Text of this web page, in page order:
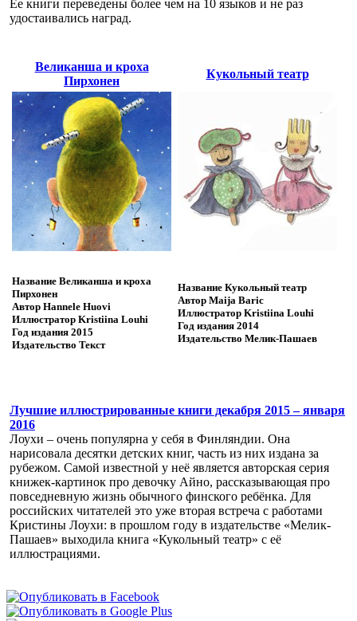
Ее книги переведены более чем на 10 языков и не раз
удостаивались наград.
Великанша и кроха
Пирхонен
Кукольный театр
Название Великанша и кроха
Пирхонен
Автор Hannele Huovi
Иллюстратор Kristiina Louhi
Год издания 2015
Издательство Текст
Название Кукольный театр
Автор Maija Baric
Иллюстратор Kristiina Louhi
Год издания 2014
Издательство Мелик-Пашаев
Лучшие иллюстрированные книги декабря 2015 – января
2016
Лоухи – очень популярна у себя в Финляндии. Она
нарисовала десятки детских книг, часть из них издана за
рубежом. Самой известной у неё является авторская серия
книжек-картинок про девочку Айно, рассказывающая про
повседневную жизнь обычного финского ребёнка. Для
российских читателей это уже вторая встреча с работами
Кристины Лоухи: в прошлом году в издательстве «Мелик-
Пашаев» выходила книга «Кукольный театр» с её
иллюстрациями.